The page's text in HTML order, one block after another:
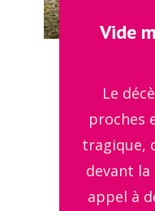
Vide
Le
proches
tragique,
devant la
appel à